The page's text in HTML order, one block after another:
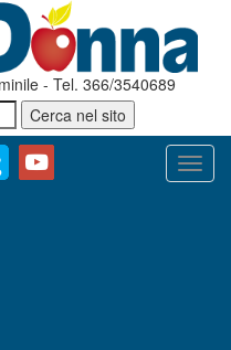
- Tel. 366/3540689